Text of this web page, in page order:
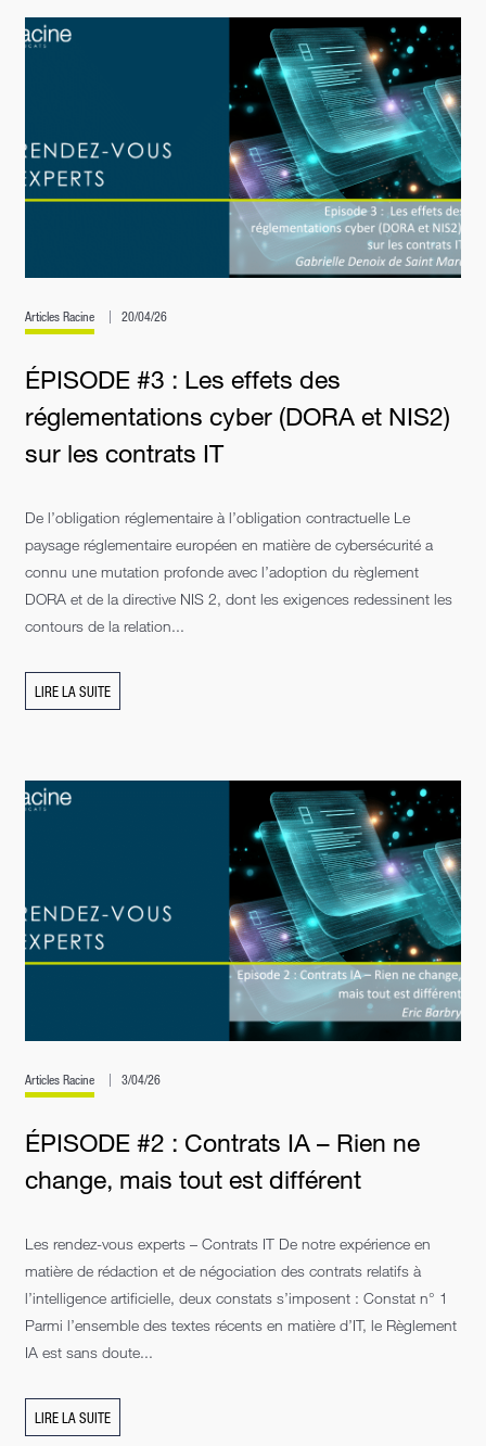
Articles Racine 20/04/26
ÉPISODE #3 : Les effets des
réglementations cyber (DORA et NIS2)
sur les contrats IT
De l’obligation réglementaire à l’obligation contractuelle Le
paysage réglementaire européen en matière de cybersécurité a
connu une mutation profonde avec l’adoption du règlement
DORA et de la directive NIS 2, dont les exigences redessinent les
contours de la relation...
LIRE LA SUITE
Articles Racine 3/04/26
ÉPISODE #2 : Contrats IA – Rien ne
change, mais tout est différent
Les rendez-vous experts – Contrats IT De notre expérience en
matière de rédaction et de négociation des contrats relatifs à
l’intelligence artificielle, deux constats s’imposent : Constat n° 1
Parmi l’ensemble des textes récents en matière d’IT, le Règlement
IA est sans doute...
LIRE LA SUITE